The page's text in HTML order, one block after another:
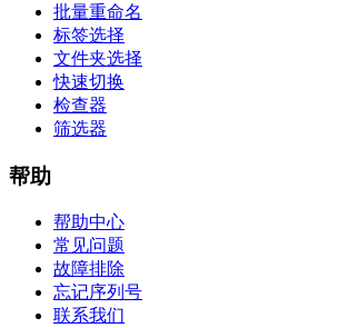
批量重命名
标签选择
文件夹选择
快速切换
检查器
筛选器
帮助
帮助中心
常见问题
故障排除
忘记序列号
联系我们